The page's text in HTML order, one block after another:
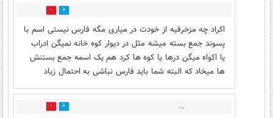
4
اکراد چه مزخرفیه از خودت در میاری مگه فارس نیستی اسم با
پسوند جمع بسته میشه مثل در دیوار کوه خانه نمیگن ادراب
یا اکواه میگن درها یا کوه ها کرد هم یک اسمه جمع بستنش
ها میخاد که البته شما باید فارس نباشی به احتمال زیاد
...
3